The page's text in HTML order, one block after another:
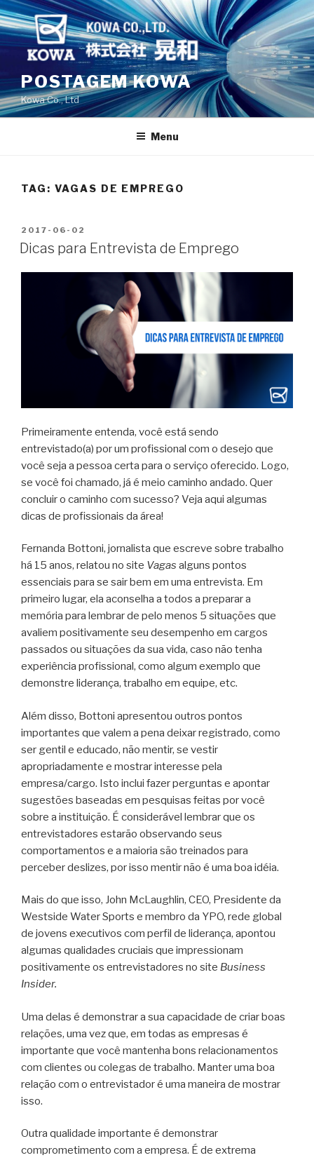
Skip
to
content
POSTAGEM KOWA
Kowa Co., Ltd
Menu
TAG: VAGAS DE EMPREGO
POSTED
ON
2017-06-02
Dicas para Entrevista de Emprego
Primeiramente entenda, você está sendo
entrevistado(a) por um profissional com o desejo que
você seja a pessoa certa para o serviço oferecido. Logo,
se você foi chamado, já é meio caminho andado. Quer
concluir o caminho com sucesso? Veja aqui algumas
dicas de profissionais da área!
Fernanda Bottoni, jornalista que escreve sobre trabalho
há 15 anos, relatou no site Vagas alguns pontos
essenciais para se sair bem em uma entrevista. Em
primeiro lugar, ela aconselha a todos a preparar a
memória para lembrar de pelo menos 5 situações que
avaliem positivamente seu desempenho em cargos
passados ou situações da sua vida, caso não tenha
experiência profissional, como algum exemplo que
demonstre liderança, trabalho em equipe, etc.
Além disso, Bottoni apresentou outros pontos
importantes que valem a pena deixar registrado, como
ser gentil e educado, não mentir, se vestir
apropriadamente e mostrar interesse pela
empresa/cargo. Isto inclui fazer perguntas e apontar
sugestões baseadas em pesquisas feitas por você
sobre a instituição. É considerável lembrar que os
entrevistadores estarão observando seus
comportamentos e a maioria são treinados para
perceber deslizes, por isso mentir não é uma boa idéia.
Mais do que isso, John McLaughlin, CEO, Presidente da
Westside Water Sports e membro da YPO, rede global
de jovens executivos com perfil de liderança, apontou
algumas qualidades cruciais que impressionam
positivamente os entrevistadores no site Business
Insider.
Uma delas é demonstrar a sua capacidade de criar boas
relações, uma vez que, em todas as empresas é
importante que você mantenha bons relacionamentos
com clientes ou colegas de trabalho. Manter uma boa
relação com o entrevistador é uma maneira de mostrar
isso.
Outra qualidade importante é demonstrar
comprometimento com a empresa. É de extrema